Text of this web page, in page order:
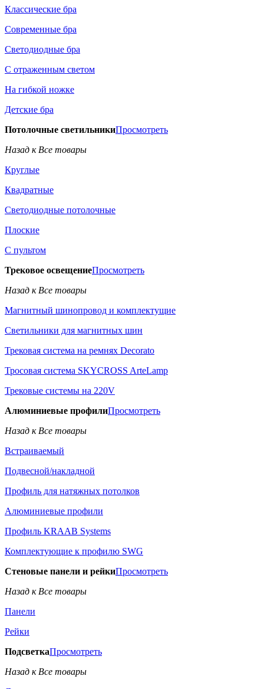
Классические бра
Современные бра
Светодиодные бра
С отраженным светом
На гибкой ножке
Детские бра
Потолочные светильникиПросмотреть
Назад к Все товары
Круглые
Квадратные
Светодиодные потолочные
Плоские
С пультом
Трековое освещениеПросмотреть
Назад к Все товары
Магнитный шинопровод и комплектущие
Светильники для магнитных шин
Трековая система на ремнях Decorato
Тросовая система SKYCROSS ArteLamp
Трековые системы на 220V
Алюминиевые профилиПросмотреть
Назад к Все товары
Встраиваемый
Подвесной/накладной
Профиль для натяжных потолков
Алюминиевые профили
Профиль KRAAB Systems
Комплектующие к профилю SWG
Стеновые панели и рейкиПросмотреть
Назад к Все товары
Панели
Рейки
ПодсветкаПросмотреть
Назад к Все товары